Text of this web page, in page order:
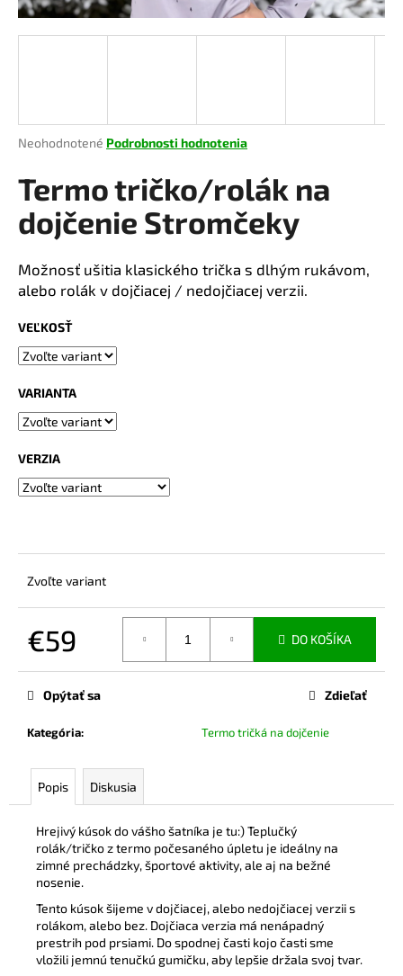
Priemerné
produktu
0,0
z
hviezdičiek.
Neohodnotené Podrobnosti hodnotenia
Termo tričko/rolák na
dojčenie Stromčeky
Možnosť ušitia klasického trička s dlhým rukávom,
alebo rolák v dojčiacej / nedojčiacej verzii.
VEĽKOSŤ
VARIANTA
VERZIA
Zvoľte variant
€59 DO KOŠÍKA
Kategória: Termo tričká na dojčenie
Opýtať sa Zdieľať
Popis Diskusia
Hrejivý kúsok do vášho šatníka je tu:) Teplučký
rolák/tričko z termo počesaného úpletu je ideálny na
zimné prechádzky, športové aktivity, ale aj na bežné
nosenie.
Tento kúsok šijeme v dojčiacej, alebo nedojčiacej verzii s
rolákom, alebo bez. Dojčiaca verzia má nenápadný
prestrih pod prsiami. Do spodnej časti kojo časti sme
vložili jemnú tenučkú gumičku, aby lepšie držala svoj tvar.
á
O
p
o
r
ú
č
a
e
NA
LATTE
€42,90